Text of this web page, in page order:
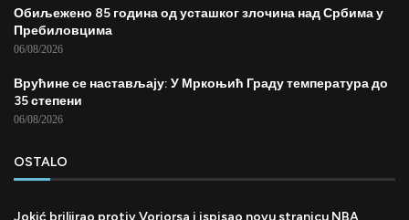
Обиљежено 85 година од усташког злочина над Србима у
Пребиловцима
06/08/2026
Врућине се настављају: У Мркоњић Граду температура до
35 степени
06/08/2026
OSTALO
Jokić briljirao protiv Voriorsa i ispisao novu stranicu NBA